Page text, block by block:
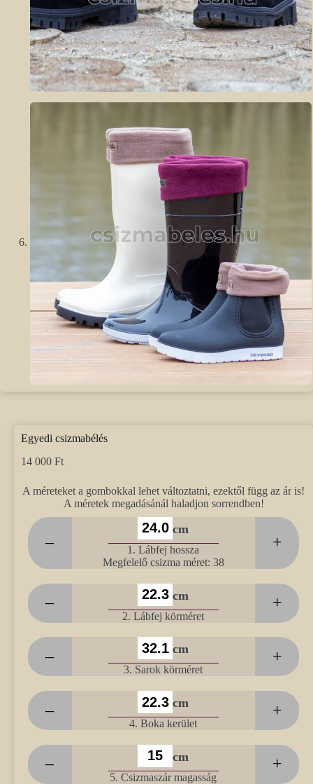
Egyedi csizmabélés
14 000 Ft
A méreteket a gombokkal lehet változtatni, ezektől függ az ár is!
A méretek megadásánál haladjon sorrendben!
–
cm
1. Lábfej hossza
Megfelelő csizma méret: 38
+
– cm
2. Lábfej körméret
+
– cm
3. Sarok körméret
+
– cm
4. Boka kerület
+
– cm
5. Csizmaszár magasság
+